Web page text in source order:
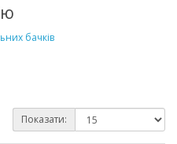
бачків
Показати: